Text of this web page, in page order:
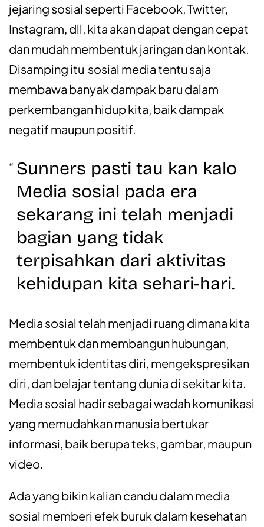
jejaring sosial seperti Facebook, Twitter,
Instagram, dll, kita akan dapat dengan cepat
dan mudah membentuk jaringan dan kontak.
Disamping itu sosial media tentu saja
membawa banyak dampak baru dalam
perkembangan hidup kita, baik dampak
negatif maupun positif.
Sunners pasti tau kan kalo
Media sosial pada era
sekarang ini telah menjadi
bagian yang tidak
terpisahkan dari aktivitas
kehidupan kita sehari-hari.
Media sosial telah menjadi ruang dimana kita
membentuk dan membangun hubungan,
membentuk identitas diri, mengekspresikan
diri, dan belajar tentang dunia di sekitar kita.
Media sosial hadir sebagai wadah komunikasi
yang memudahkan manusia bertukar
informasi, baik berupa teks, gambar, maupun
video.
Ada yang bikin kalian candu dalam media
sosial memberi efek buruk dalam kesehatan